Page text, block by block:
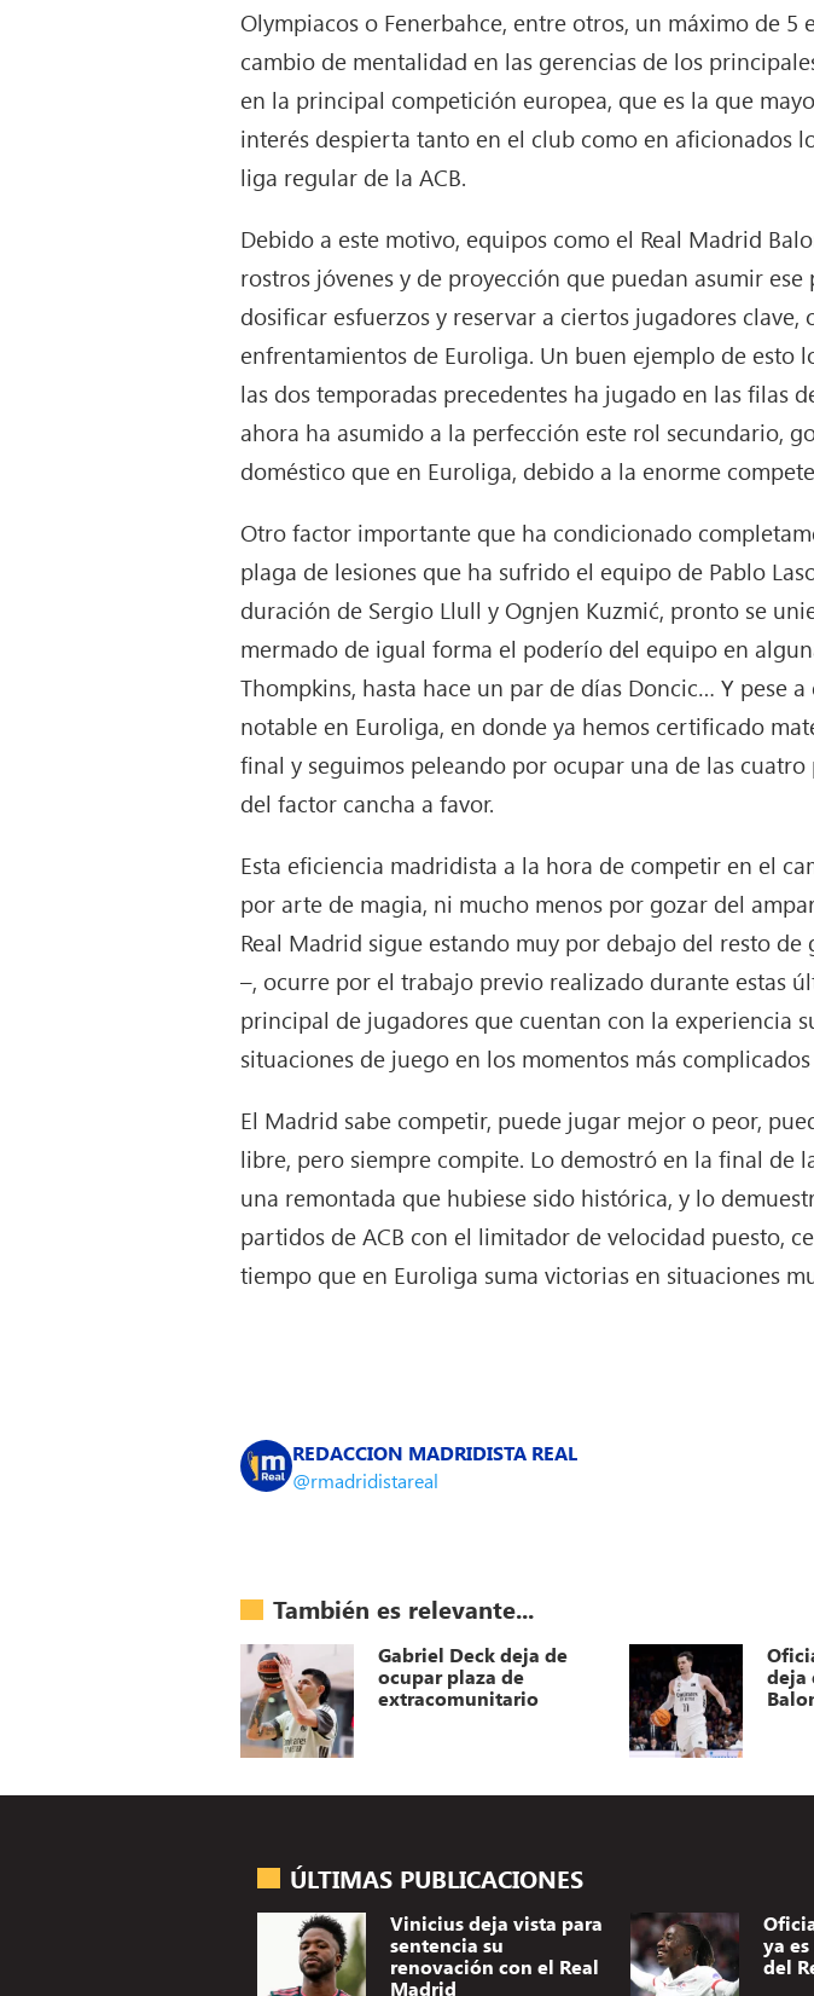
Olympiacos o Fenerbahce, entre otros, un máximo de
cambio de mentalidad en las gerencias de los
en la principal competición europea, que es la que
interés despierta tanto en el club como en aficionados
liga regular de la ACB.
Debido a este motivo, equipos como el Real Madrid
rostros jóvenes y de proyección que puedan asumir
dosificar esfuerzos y reservar a ciertos jugadores
enfrentamientos de Euroliga. Un buen ejemplo de esto
las dos temporadas precedentes ha jugado en las filas
ahora ha asumido a la perfección este rol secundario,
doméstico que en Euroliga, debido a la enorme
Otro factor importante que ha condicionado
plaga de lesiones que ha sufrido el equipo de Pablo
duración de Sergio Llull y Ognjen Kuzmić, pronto se
mermado de igual forma el poderío del equipo en
Thompkins, hasta hace un par de días Doncic… Y pese
notable en Euroliga, en donde ya hemos certificado
final y seguimos peleando por ocupar una de las
del factor cancha a favor.
Esta eficiencia madridista a la hora de competir en el
por arte de magia, ni mucho menos por gozar del
Real Madrid sigue estando muy por debajo del resto de
–, ocurre por el trabajo previo realizado durante estas
principal de jugadores que cuentan con la experiencia
situaciones de juego en los momentos más
El Madrid sabe competir, puede jugar mejor o peor,
libre, pero siempre compite. Lo demostró en la final de
una remontada que hubiese sido histórica, y lo
partidos de ACB con el limitador de velocidad puesto,
tiempo que en Euroliga suma victorias en situaciones
REDACCION MADRIDISTA REAL
@rmadridistareal
También es relevante...
Gabriel Deck deja de
ocupar plaza de
extracomunitario
deja
ÚLTIMAS PUBLICACIONES
Vinicius deja vista para
sentencia su
renovación con el Real
Madrid
ya
del